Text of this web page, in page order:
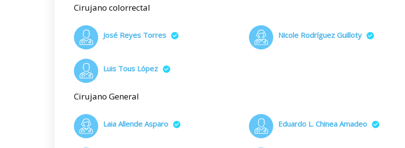
Cirujano colorrectal
José Reyes Torres Nicole Rodríguez Guilloty
Luis Tous López
Cirujano General
Laia Allende Asparo Eduardo L. Chinea Amadeo